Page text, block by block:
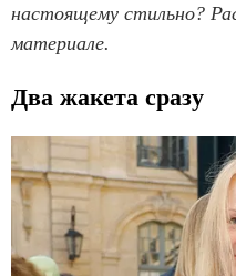
настоящему стильно?
материале.
Два жакета сразу